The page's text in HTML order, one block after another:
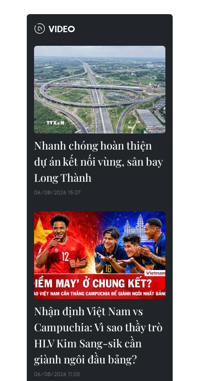
VIDEO
Nhanh chóng hoàn thiện
dự án kết nối vùng, sân bay
Long Thành
06/08/2026 15:07
Nhận định Việt Nam vs
Campuchia: Vì sao thầy trò
HLV Kim Sang-sik cần
giành ngôi đầu bảng?
06/08/2026 11:05